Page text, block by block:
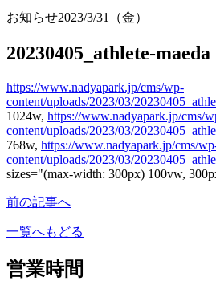
お知らせ2023/3/31（金）
20230405_athlete-maeda
https://www.nadyapark.jp/cms/wp-
content/uploads/2023/03/
1024w, https://www.nadyapark.jp/cms/
content/uploads/2023/03/
768w, https://www.nadyapark.jp/cms/
content/uploads/2023/03/
sizes="(max-width: 300px) 100vw,
前の記事へ
一覧へもどる
営業時間